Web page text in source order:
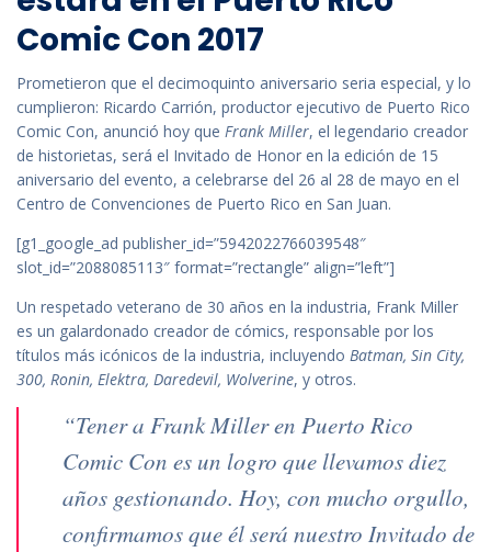
Comic Con 2017
Prometieron que el decimoquinto aniversario seria especial, y lo
cumplieron: Ricardo Carrión, productor ejecutivo de Puerto Rico
Comic Con, anunció hoy que Frank Miller, el legendario creador
de historietas, será el Invitado de Honor en la edición de 15
aniversario del evento, a celebrarse del 26 al 28 de mayo en el
Centro de Convenciones de Puerto Rico en San Juan.
[g1_google_ad publisher_id=”5942022766039548″
slot_id=”2088085113″ format=”rectangle” align=”left”]
Un respetado veterano de 30 años en la industria, Frank Miller
es un galardonado creador de cómics, responsable por los
títulos más icónicos de la industria, incluyendo Batman, Sin City,
300, Ronin, Elektra, Daredevil, Wolverine, y otros.
“Tener a Frank Miller en Puerto Rico
Comic Con es un logro que llevamos diez
años gestionando. Hoy, con mucho orgullo,
confirmamos que él será nuestro Invitado de